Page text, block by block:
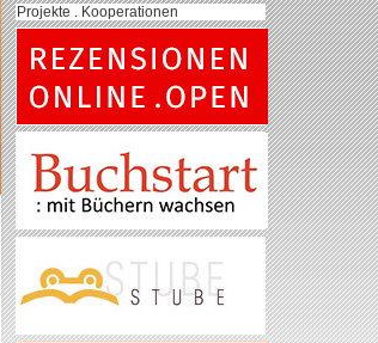
Projekte . Kooperationen